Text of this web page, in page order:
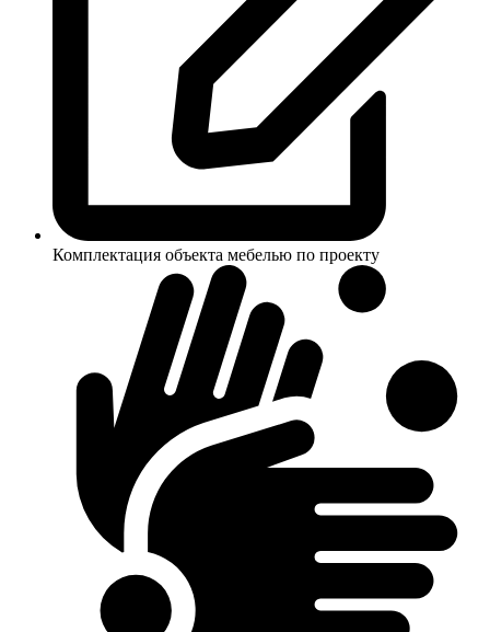
Комплектация объекта мебелью по проекту